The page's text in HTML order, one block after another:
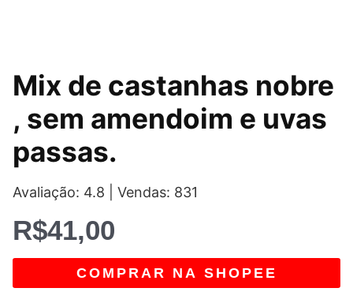
Mix de castanhas nobre
, sem amendoim e uvas
passas.
Avaliação: 4.8 | Vendas: 831
R$41,00
COMPRAR NA SHOPEE